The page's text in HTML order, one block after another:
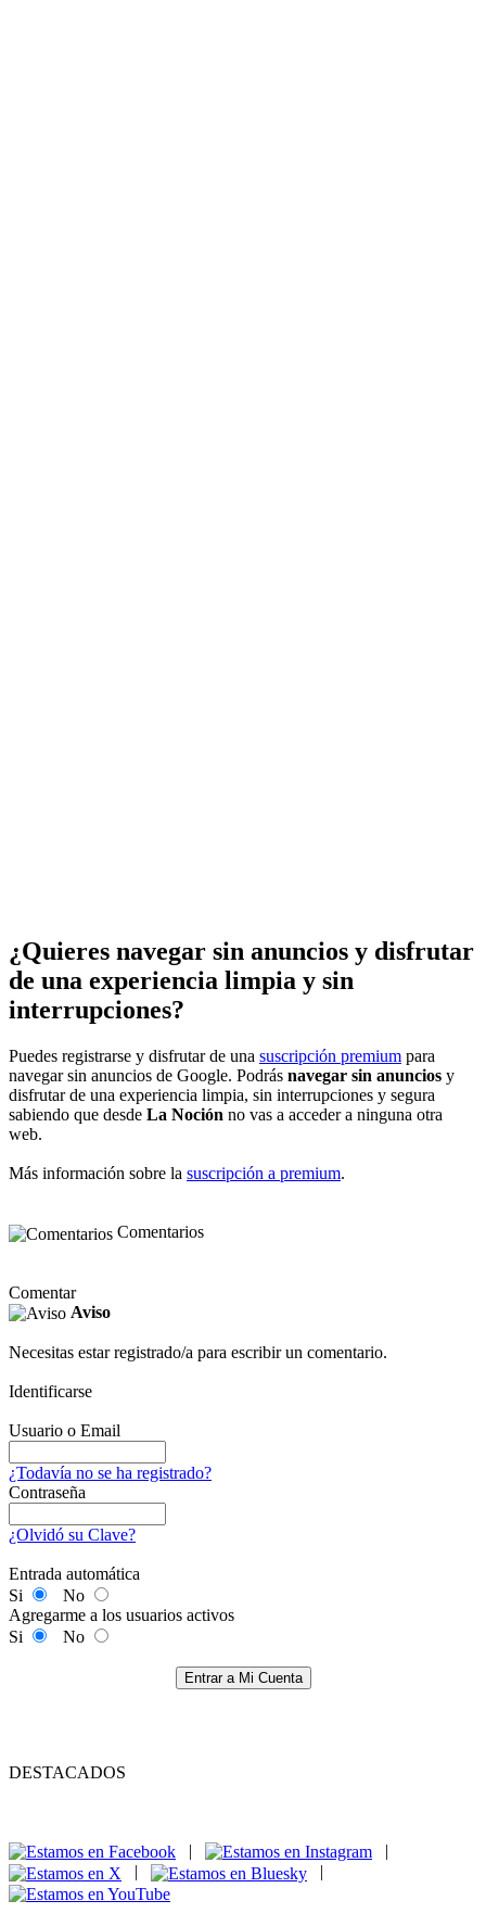
¿Quieres navegar sin anuncios y disfrutar
de una experiencia limpia y sin
interrupciones?
Puedes registrarse y disfrutar de una suscripción premium para
navegar sin anuncios de Google. Podrás navegar sin anuncios y
disfrutar de una experiencia limpia, sin interrupciones y segura
sabiendo que desde La Noción no vas a acceder a ninguna otra
web.
Más información sobre la suscripción a premium.
Comentarios
Comentar
Aviso
Necesitas estar registrado/a para escribir un comentario.
Identificarse
Usuario o Email
¿Todavía no se ha registrado?
Contraseña
¿Olvidó su Clave?
Entrada automática
Si
No
Agregarme a los usuarios activos
Si
No
Entrar a Mi Cuenta
DESTACADOS
|
|
|
|